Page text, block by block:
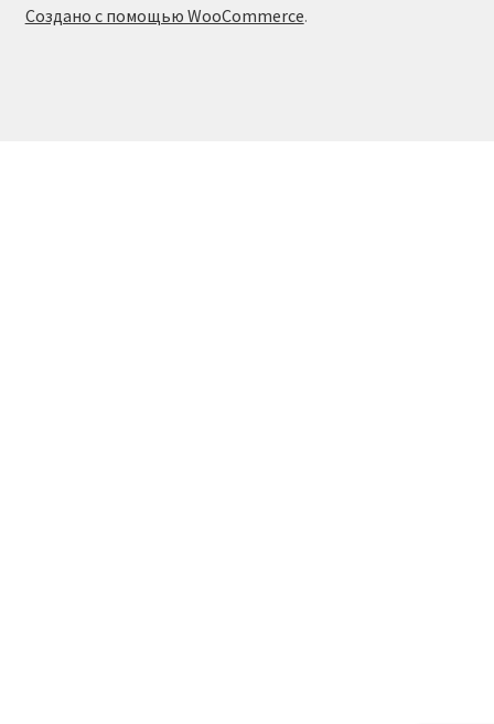
Создано с помощью WooCommerce.